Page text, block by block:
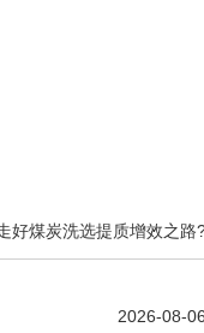
好煤炭洗选提质增效之路
2026-08-06